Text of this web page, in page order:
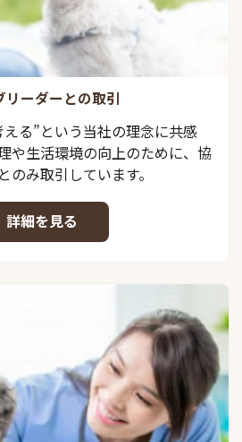
リーダーとの取引
る”という当社の理念に共感
や生活環境の向上のために、協
み取引しています。
詳細を見る